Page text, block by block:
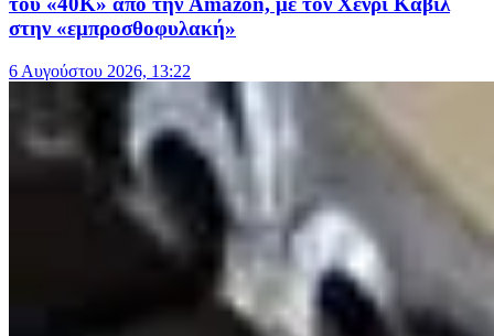
στην «εμπροσθοφυλακή»
6 Αυγούστου 2026, 13:22